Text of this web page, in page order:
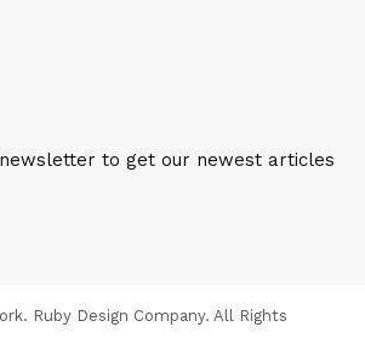
to get our newest articles
Ruby Design Company. All Rights